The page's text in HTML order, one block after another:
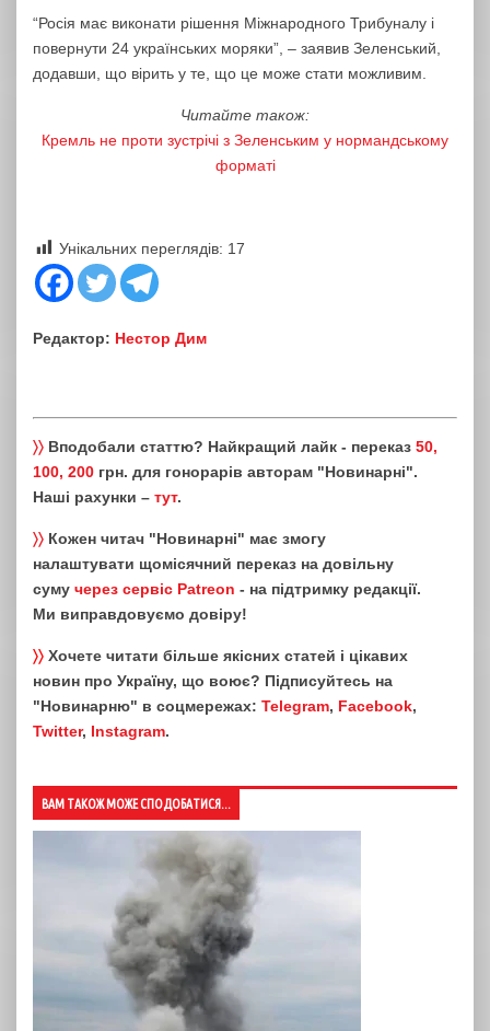
“Росія має виконати рішення Міжнародного Трибуналу і
повернути 24 українських моряки”, – заявив Зеленський,
додавши, що вірить у те, що це може стати можливим.
Читайте також:
Кремль не проти зустрічі з Зеленським у нормандському
форматі
Унікальних переглядів: 17
Редактор: Нестор Дим
〉〉 Вподобали статтю? Найкращий лайк - переказ 50,
100, 200 грн. для гонорарів авторам "Новинарні".
Наші рахунки – тут.
〉〉 Кожен читач "Новинарні" має змогу
налаштувати щомісячний переказ на довільну
суму через сервіс Patreon - на підтримку редакції.
Ми виправдовуємо довіру!
〉〉 Хочете читати більше якісних статей і цікавих
новин про Україну, що воює? Підписуйтесь на
"Новинарню" в соцмережах: Telegram, Facebook,
Twitter, Instagram.
ВАМ ТАКОЖ МОЖЕ СПОДОБАТИСЯ...